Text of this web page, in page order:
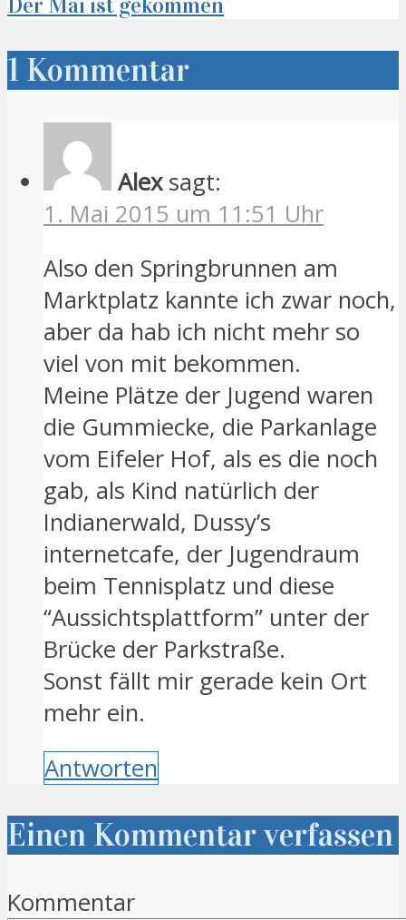
Der Mai ist gekommen
1 Kommentar
Alex sagt:
1. Mai 2015 um 11:51 Uhr
Also den Springbrunnen am
Marktplatz kannte ich zwar noch,
aber da hab ich nicht mehr so
viel von mit bekommen.
Meine Plätze der Jugend waren
die Gummiecke, die Parkanlage
vom Eifeler Hof, als es die noch
gab, als Kind natürlich der
Indianerwald, Dussy’s
internetcafe, der Jugendraum
beim Tennisplatz und diese
“Aussichtsplattform” unter der
Brücke der Parkstraße.
Sonst fällt mir gerade kein Ort
mehr ein.
Antworten
Einen Kommentar verfassen
Kommentar